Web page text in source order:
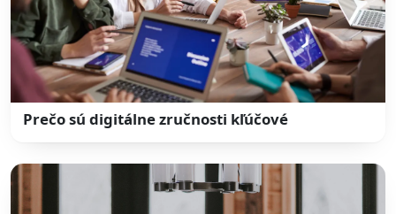
Prečo sú digitálne zručnosti kľúčové